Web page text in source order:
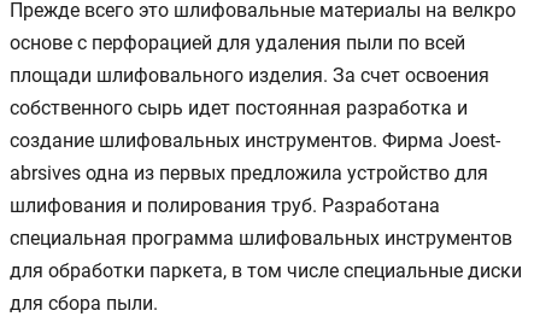
Прежде всего это шлифовальные материалы на велкро
основе с перфорацией для удаления пыли по всей
площади шлифовального изделия. За счет освоения
собственного сырь идет постоянная разработка и
создание шлифовальных инструментов. Фирма Joest-
abrsives одна из первых предложила устройство для
шлифования и полирования труб. Разработана
специальная программа шлифовальных инструментов
для обработки паркета, в том числе специальные диски
для сбора пыли.